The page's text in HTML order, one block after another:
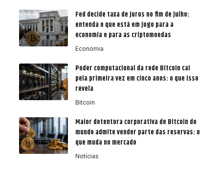
Fed decide taxa de juros no fim de julho:
entenda o que está em jogo para a
economia e para as criptomoedas
Economia
Poder computacional da rede Bitcoin cai
pela primeira vez em cinco anos: o que isso
revela
Bitcoin
Maior detentora corporativa de Bitcoin do
mundo admite vender parte das reservas: o
que muda no mercado
Notícias